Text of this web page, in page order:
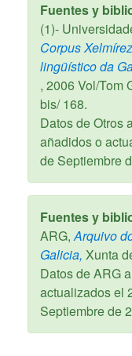
Fuentes y
(1)-
Corpus
lingüístico da
, 2006Vol/Tom
bis/ 168.
Datos de Otros
añadidos o
de Septiembre
Fuentes y
ARG,Arquivo
Galicia, Xunta
Datos de ARG
actualizados el
Septiembre de